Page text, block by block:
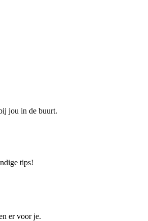
jou in de buurt.
tips!
er voor je.